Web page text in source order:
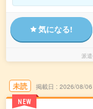
気になる!
派
未読
NEW
掲載日 2026/08/06